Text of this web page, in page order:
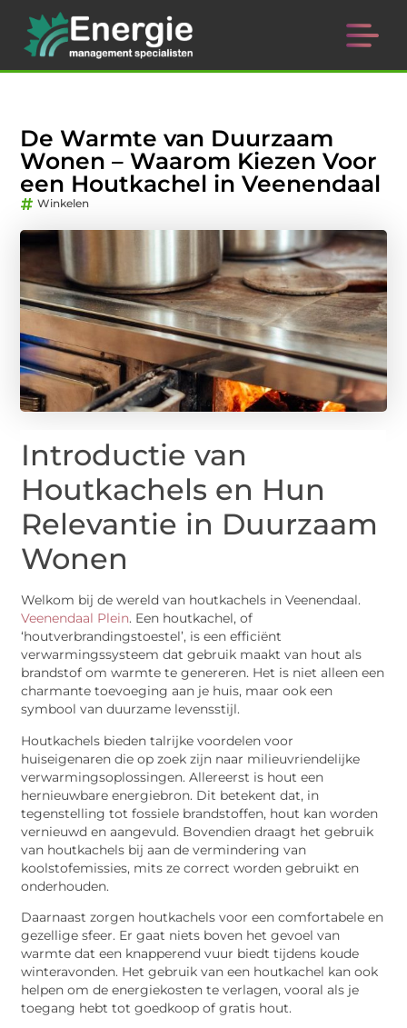
De Warmte van Duurzaam
Wonen – Waarom Kiezen Voor
een Houtkachel in Veenendaal
Winkelen
Introductie van
Houtkachels en Hun
Relevantie in Duurzaam
Wonen
Welkom bij de wereld van houtkachels in Veenendaal.
Veenendaal Plein. Een houtkachel, of
‘houtverbrandingstoestel’, is een efficiënt
verwarmingssysteem dat gebruik maakt van hout als
brandstof om warmte te genereren. Het is niet alleen een
charmante toevoeging aan je huis, maar ook een
symbool van duurzame levensstijl.
Houtkachels bieden talrijke voordelen voor
huiseigenaren die op zoek zijn naar milieuvriendelijke
verwarmingsoplossingen. Allereerst is hout een
hernieuwbare energiebron. Dit betekent dat, in
tegenstelling tot fossiele brandstoffen, hout kan worden
vernieuwd en aangevuld. Bovendien draagt het gebruik
van houtkachels bij aan de vermindering van
koolstofemissies, mits ze correct worden gebruikt en
onderhouden.
Daarnaast zorgen houtkachels voor een comfortabele en
gezellige sfeer. Er gaat niets boven het gevoel van
warmte dat een knapperend vuur biedt tijdens koude
winteravonden. Het gebruik van een houtkachel kan ook
helpen om de energiekosten te verlagen, vooral als je
toegang hebt tot goedkoop of gratis hout.